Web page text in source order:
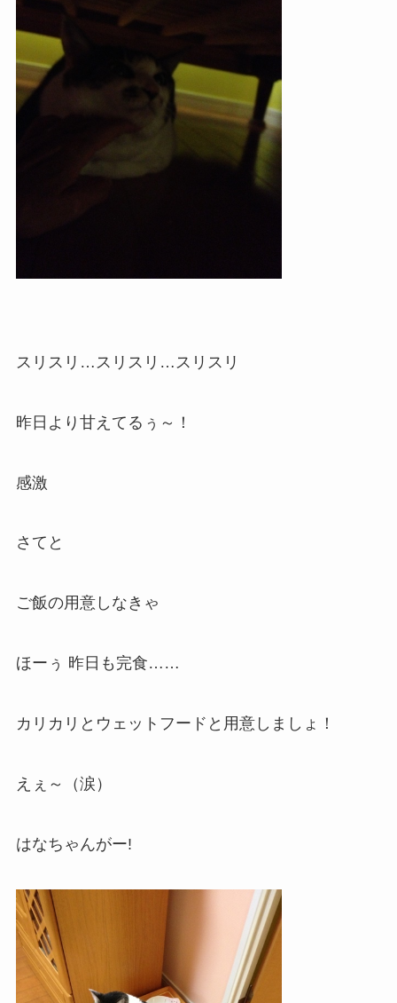
スリスリ…スリスリ…スリスリ
昨日より甘えてるぅ～！
感激
さてと
ご飯の用意しなきゃ
ほーぅ 昨日も完食……
カリカリとウェットフードと用意しましょ！
えぇ～（涙）
はなちゃんがー!